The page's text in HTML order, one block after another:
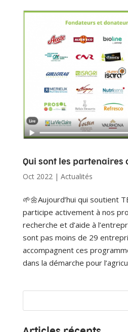
Qui sont les partenaires
Oct 2022| Actualités
🌱🌼Aujourd’hui qui soutient
participe activement à nos
recherche et d’aide à
sont pas moins de 29
accompagnent ces
dans la démarche pour